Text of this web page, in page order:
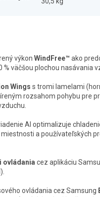
výkon WindFree™ ako
% väčšou plochou nasávania
Wings s tromi lamelami
rozsahom pohybu pre
AI optimalizuje
a používateľských
ovládania cez aplikáciu
ovládania cez Samsung